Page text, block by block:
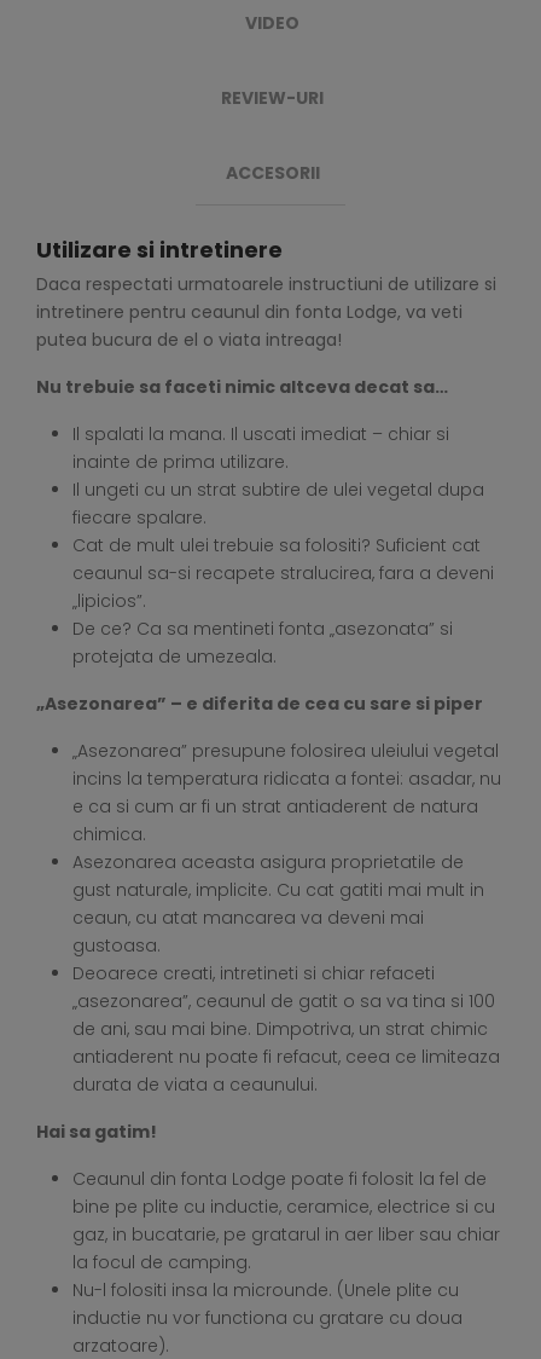
VIDEO
REVIEW-URI
ACCESORII
Utilizare si intretinere
Daca respectati urmatoarele instructiuni de utilizare si
intretinere pentru ceaunul din fonta Lodge, va veti
putea bucura de el o viata intreaga!
Nu trebuie sa faceti nimic altceva decat sa…
Il spalati la mana. Il uscati imediat – chiar si
inainte de prima utilizare.
Il ungeti cu un strat subtire de ulei vegetal dupa
fiecare spalare.
Cat de mult ulei trebuie sa folositi? Suficient cat
ceaunul sa-si recapete stralucirea, fara a deveni
„lipicios”.
De ce? Ca sa mentineti fonta „asezonata” si
protejata de umezeala.
„Asezonarea” – e diferita de cea cu sare si piper
„Asezonarea” presupune folosirea uleiului vegetal
incins la temperatura ridicata a fontei: asadar, nu
e ca si cum ar fi un strat antiaderent de natura
chimica.
Asezonarea aceasta asigura proprietatile de
gust naturale, implicite. Cu cat gatiti mai mult in
ceaun, cu atat mancarea va deveni mai
gustoasa.
Deoarece creati, intretineti si chiar refaceti
„asezonarea”, ceaunul de gatit o sa va tina si 100
de ani, sau mai bine. Dimpotriva, un strat chimic
antiaderent nu poate fi refacut, ceea ce limiteaza
durata de viata a ceaunului.
Hai sa gatim!
Ceaunul din fonta Lodge poate fi folosit la fel de
bine pe plite cu inductie, ceramice, electrice si cu
gaz, in bucatarie, pe gratarul in aer liber sau chiar
la focul de camping.
Nu-l folositi insa la microunde. (Unele plite cu
inductie nu vor functiona cu gratare cu doua
arzatoare).